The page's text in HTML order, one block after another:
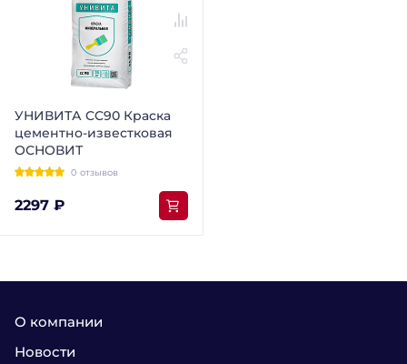
УНИВИТА CC90 Краска
цементно-известковая
ОСНОВИТ
0 отзывов
2297 ₽
О компании
Новости